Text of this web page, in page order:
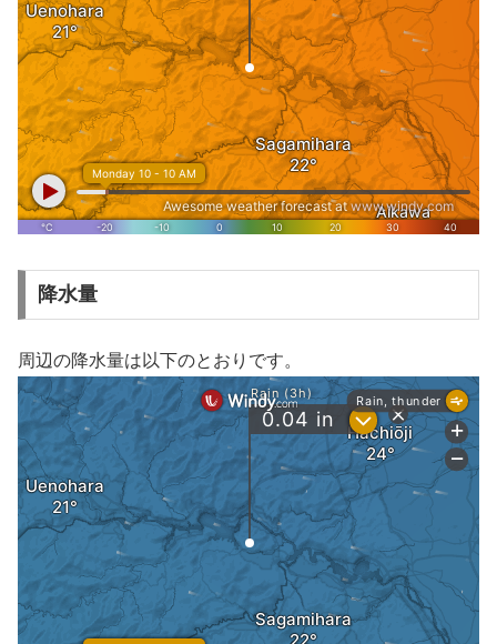
降水量
周辺の降水量は以下のとおりです。